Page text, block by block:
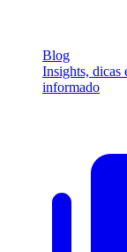
Blog
Insights, dicas
informado